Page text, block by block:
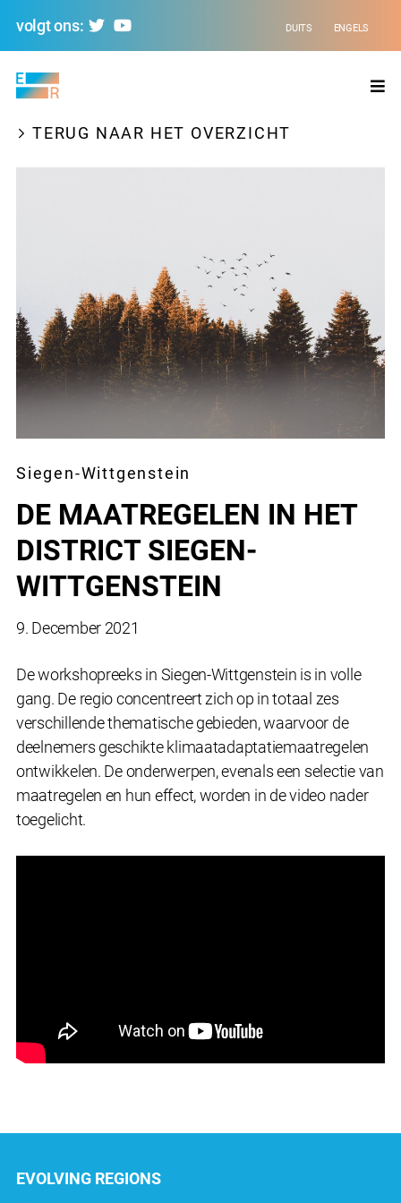
volgt ons: DUITS ENGELS
Regions
TERUG NAAR HET OVERZICHT
Siegen-Wittgenstein
DE MAATREGELEN IN HET
DISTRICT SIEGEN-
WITTGENSTEIN
9. December 2021
De workshopreeks in Siegen-Wittgenstein is in volle
gang. De regio concentreert zich op in totaal zes
verschillende thematische gebieden, waarvoor de
deelnemers geschikte klimaatadaptatiemaatregelen
ontwikkelen. De onderwerpen, evenals een selectie van
maatregelen en hun effect, worden in de video nader
toegelicht.
EVOLVING REGIONS